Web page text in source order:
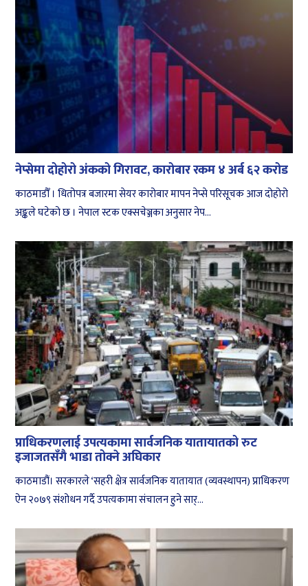
नेप्सेमा दोहोरो अंकको गिरावट, कारोबार रकम ४ अर्ब ६२ करोड
काठमाडौँ । धितोपत्र बजारमा सेयर कारोबार मापन नेप्से परिसूचक आज दोहोरो
अङ्कले घटेको छ । नेपाल स्टक एक्सचेञ्जका अनुसार नेप...
प्राधिकरणलाई उपत्यकामा सार्वजनिक यातायातको रुट
इजाजतसँगै भाडा तोक्ने अघिकार
काठमाडौं। सरकारले ‘सहरी क्षेत्र सार्वजनिक यातायात (व्यवस्थापन) प्राधिकरण
ऐन २०७९ संशोधन गर्दै उपत्यकामा संचालन हुने सार्...